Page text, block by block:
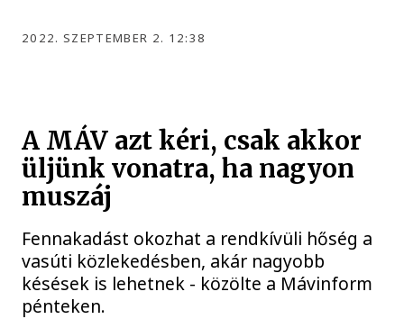
2022. SZEPTEMBER 2. 12:38
A MÁV azt kéri, csak akkor
üljünk vonatra, ha nagyon
muszáj
Fennakadást okozhat a rendkívüli hőség a
vasúti közlekedésben, akár nagyobb
késések is lehetnek - közölte a Mávinform
pénteken.